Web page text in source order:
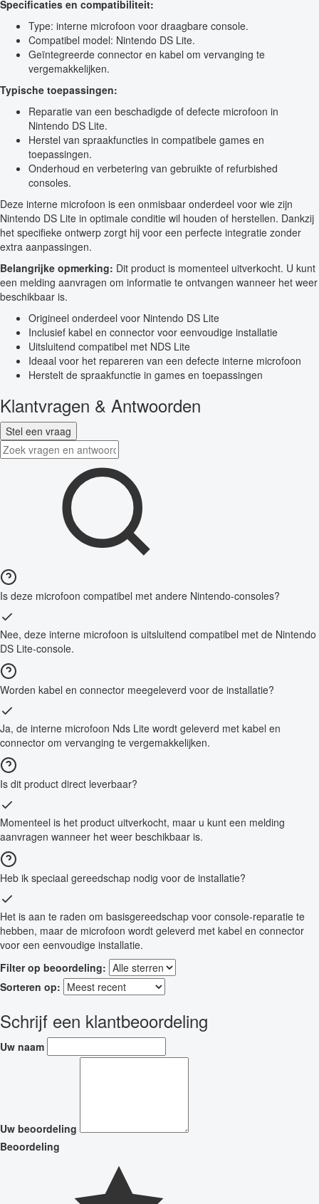
Specificaties en compatibiliteit:
Type: interne microfoon voor draagbare console.
Compatibel model: Nintendo DS Lite.
Geïntegreerde connector en kabel om vervanging te
vergemakkelijken.
Typische toepassingen:
Reparatie van een beschadigde of defecte microfoon in
Nintendo DS Lite.
Herstel van spraakfuncties in compatibele games en
toepassingen.
Onderhoud en verbetering van gebruikte of refurbished
consoles.
Deze interne microfoon is een onmisbaar onderdeel voor wie zijn
Nintendo DS Lite in optimale conditie wil houden of herstellen. Dankzij
het specifieke ontwerp zorgt hij voor een perfecte integratie zonder
extra aanpassingen.
Belangrijke opmerking: Dit product is momenteel uitverkocht. U kunt
een melding aanvragen om informatie te ontvangen wanneer het weer
beschikbaar is.
Origineel onderdeel voor Nintendo DS Lite
Inclusief kabel en connector voor eenvoudige installatie
Uitsluitend compatibel met NDS Lite
Ideaal voor het repareren van een defecte interne microfoon
Herstelt de spraakfunctie in games en toepassingen
Klantvragen & Antwoorden
Stel een vraag
Is deze microfoon compatibel met andere Nintendo-consoles?
Nee, deze interne microfoon is uitsluitend compatibel met de Nintendo
DS Lite-console.
Worden kabel en connector meegeleverd voor de installatie?
Ja, de interne microfoon Nds Lite wordt geleverd met kabel en
connector om vervanging te vergemakkelijken.
Is dit product direct leverbaar?
Momenteel is het product uitverkocht, maar u kunt een melding
aanvragen wanneer het weer beschikbaar is.
Heb ik speciaal gereedschap nodig voor de installatie?
Het is aan te raden om basisgereedschap voor console-reparatie te
hebben, maar de microfoon wordt geleverd met kabel en connector
voor een eenvoudige installatie.
Filter op beoordeling:
Sorteren op:
Schrijf een klantbeoordeling
Uw naam
Uw beoordeling
Beoordeling